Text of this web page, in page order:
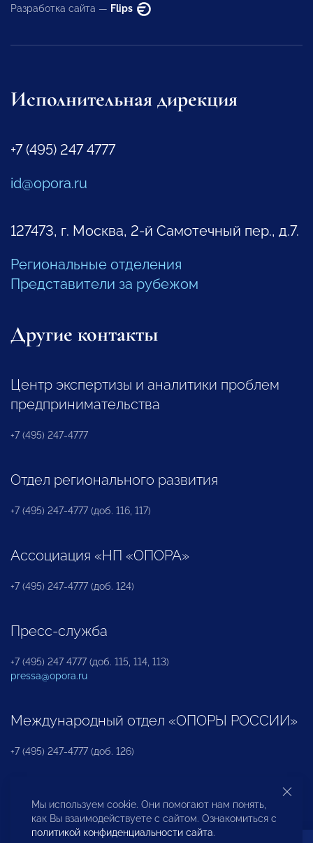
Разработка сайта — Flips
Исполнительная дирекция
+7 (495) 247 4777
id@opora.ru
127473, г. Москва, 2-й Самотечный пер., д.7.
Региональные отделения
Представители за рубежом
Другие контакты
Центр экспертизы и аналитики проблем
предпринимательства
+7 (495) 247-4777
Отдел регионального развития
+7 (495) 247-4777 (доб. 116, 117)
Ассоциация «НП «ОПОРА»
+7 (495) 247-4777 (доб. 124)
Пресс-служба
+7 (495) 247 4777 (доб. 115, 114, 113)
pressa@opora.ru
Международный отдел «ОПОРЫ РОССИИ»
+7 (495) 247-4777 (доб. 126)
Бюро по защите прав предпринимателей и
инвесторов
Мы используем cookie. Они помогают нам понять,
как Вы взаимодействуете с сайтом. Ознакомиться с
политикой конфиденциальности сайта.